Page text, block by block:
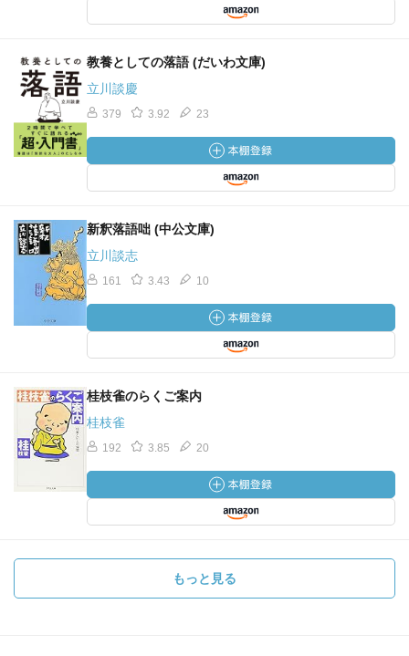
教養としての落語 (だいわ文庫)
立川談慶
379 3.92 23
新釈落語咄 (中公文庫)
立川談志
161 3.43 10
桂枝雀のらくご案内
桂枝雀
192 3.85 20
もっと見る